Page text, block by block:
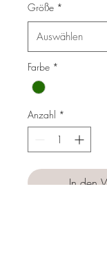
Größe *
Farbe *
Anzahl *
In den